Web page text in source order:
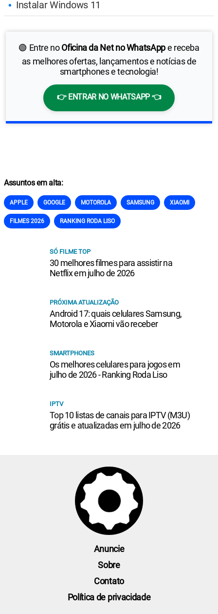
Instalar Windows 11
🟢 Entre noOficina da Net no WhatsAppe receba
as melhores ofertas, lançamentos e notícias de
smartphones e tecnologia!
👉 ENTRAR NO WHATSAPP 👈
Assuntos em alta:
APPLE GOOGLE MOTOROLA SAMSUNG XIAOMI
FILMES 2026 RANKING RODA LISO
SÓ FILME TOP
30 melhores filmes para assistir na
Netflix em julho de 2026
PRÓXIMA ATUALIZAÇÃO
Android 17: quais celulares Samsung,
Motorola e Xiaomi vão receber
SMARTPHONES
Os melhores celulares para jogos em
julho de 2026 - Ranking Roda Liso
IPTV
Top 10 listas de canais para IPTV (M3U)
grátis e atualizadas em julho de 2026
Anuncie
Sobre
Contato
Política de privacidade